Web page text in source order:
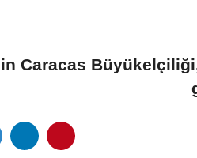
Caracas